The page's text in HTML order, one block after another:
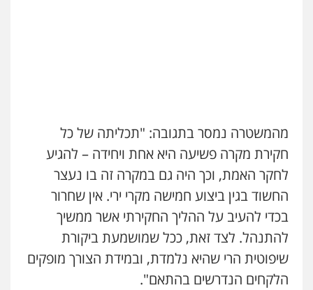
0505216700
אייל בן שושן, עורך דין פלילי
נוער רישום פלילי
0522763105
עו"ד שלומי שרון
פלילי צבאי מעצרים וחקירות
מהמשטרה נמסר בתגובה: "תכליתה של כל
חקירת מקרה פשיעה היא אחת ויחידה – להגיע
לחקר האמת, וכך היה גם במקרה זה בו נעצר
החשוד בגין ביצוע חמישה מקרי ירי. אין שחרור
בכדי להעיב על ההליך החקירתי אשר ממשיך
להתנהל. לצד זאת, ככל שמושמעת ביקורת
שיפוטית הרי שהיא נלמדת, ובמידת הצורך מופקים
הלקחים הנדרשים בהתאם".
0545437431
עו"ד עלי סעדי
פלילי פשיעה חמורה
ומעצרים
0508824984
עו"ד תומר בנישתי
פלילי מעצרים וחקירות צווארון לבן פשיעה
חמורה